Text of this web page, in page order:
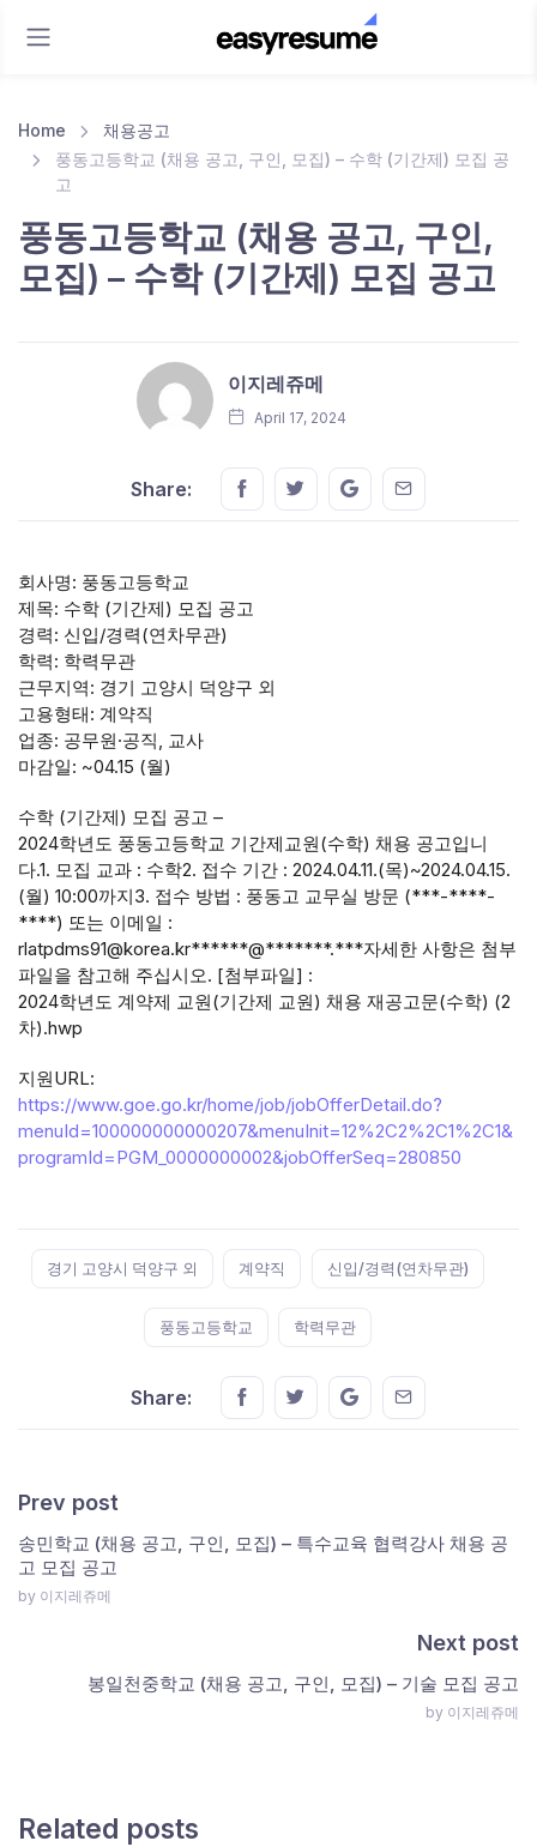
Home
채용공고
풍동고등학교 (채용 공고, 구인, 모집) – 수학 (기간제) 모집 공
고
풍동고등학교 (채용 공고, 구인,
모집) – 수학 (기간제) 모집 공고
이지레쥬메
April 17, 2024
Share: Share this on FaceBook
Share this on Twitter
Share this on GMail
Share this on
회사명: 풍동고등학교
제목: 수학 (기간제) 모집 공고
경력: 신입/경력(연차무관)
학력: 학력무관
근무지역: 경기 고양시 덕양구 외
고용형태: 계약직
업종: 공무원·공직, 교사
마감일: ~04.15 (월)
수학 (기간제) 모집 공고 –
2024학년도 풍동고등학교 기간제교원(수학) 채용 공고입니
다.1. 모집 교과 : 수학2. 접수 기간 : 2024.04.11.(목)~2024.04.15.
(월) 10:00까지3. 접수 방법 : 풍동고 교무실 방문 (***-****-
****) 또는 이메일 :
rlatpdms91@korea.kr******@*******.***자세한 사항은 첨부
파일을 참고해 주십시오. [첨부파일] :
2024학년도 계약제 교원(기간제 교원) 채용 재공고문(수학) (2
차).hwp
지원URL:
https://www.goe.go.kr/home/job/jobOfferDetail.do?
menuId=100000000000207&menuInit=12%2C2%2C1%2C1&
programId=PGM_0000000002&jobOfferSeq=280850
경기 고양시 덕양구 외 계약직 신입/경력(연차무관)
풍동고등학교 학력무관
Share: Share this on FaceBook
Share this on Twitter
Share this on GMail
Share this on
Prev post
송민학교 (채용 공고, 구인, 모집) – 특수교육 협력강사 채용 공
고 모집 공고
by 이지레쥬메
Next post
봉일천중학교 (채용 공고, 구인, 모집) – 기술 모집 공고
by 이지레쥬메
Related posts